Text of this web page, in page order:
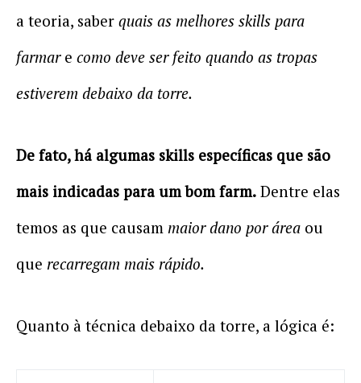
a teoria, saber quais as melhores skills para
farmare como deve ser feito quando as tropas
estiverem debaixo da torre.
De fato, há algumas skills específicas que são
mais indicadas para um bom farm. Dentre elas
temos as que causam maior dano por área ou
que recarregam mais rápido.
Quanto à técnica debaixo da torre, a lógica é: